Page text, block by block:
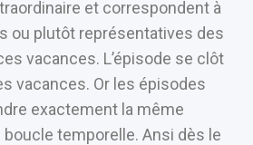
et correspondent à
ou plutôt représentatives des
vacances. L’épisode se clôt
vacances. Or les épisodes
exactement la même
boucle temporelle. Ansi dès le